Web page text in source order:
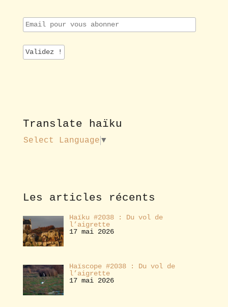
E
m
i
l
o
u
s
e
Translate haïku
Select Language ▼
Les articles récents
Haïku #2038 : Du vol de
l’aigrette
17 mai 2026
Haïscope #2038 : Du vol de
l’aigrette
17 mai 2026